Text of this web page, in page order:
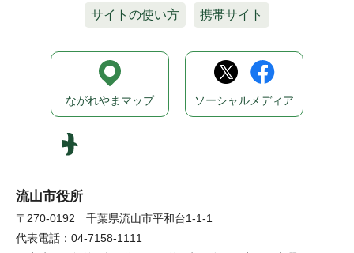
サイトの使い方 携帯サイト
流山市役所
〒270-0192 千葉県流山市平和台1-1-1
代表電話：04-7158-1111
ながれやまマップ ソーシャルメディア